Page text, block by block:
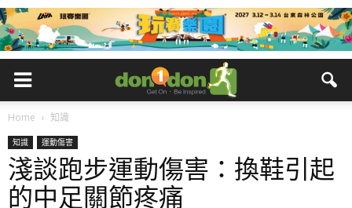
Home 知識
知識 運動傷害
淺談跑步運動傷害：換鞋引起
的中足關節疼痛